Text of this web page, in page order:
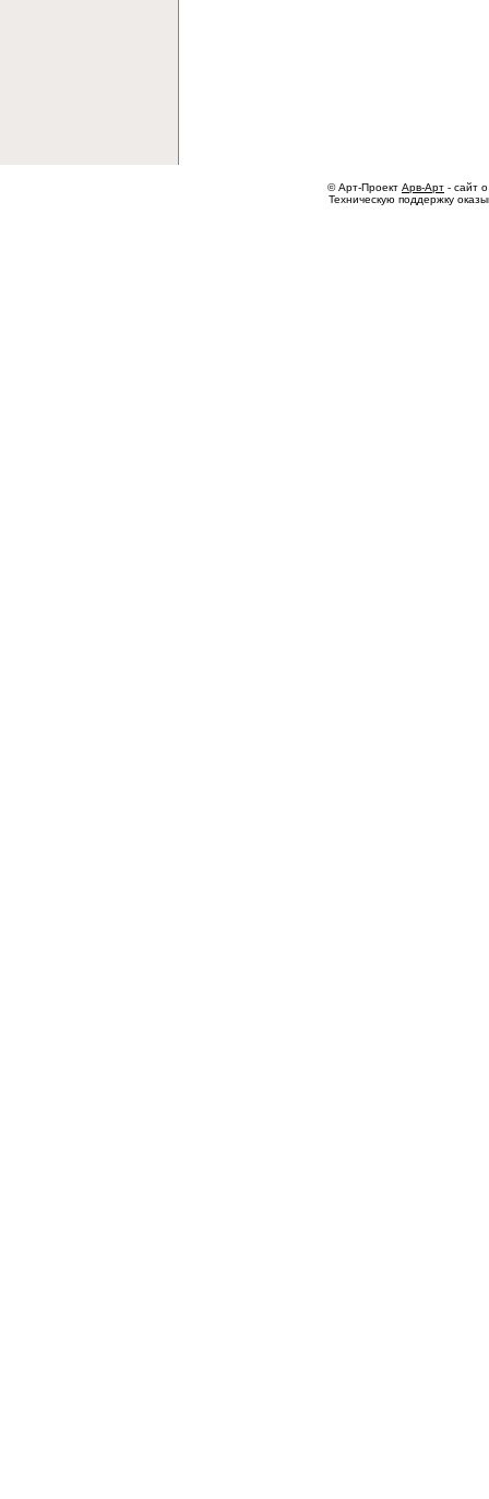
© Арт-Проект Арв-Арт - сайт
Техническую поддержку